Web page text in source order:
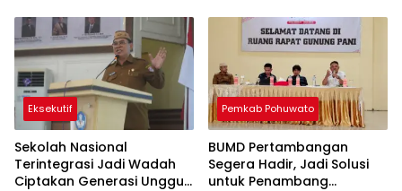
Rupiah
Stunting
Eksekutif
Sekolah Nasional
Terintegrasi Jadi Wadah
Ciptakan Generasi Unggul
Pemkab Pohuwato
BUMD Pertambangan
Segera Hadir, Jadi Solusi
untuk Penambang